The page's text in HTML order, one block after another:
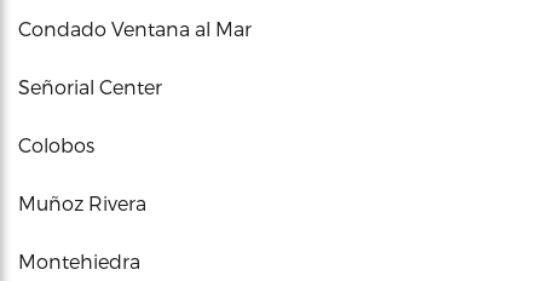
Condado Ventana al Mar
Señorial Center
Colobos
Muñoz Rivera
Montehiedra